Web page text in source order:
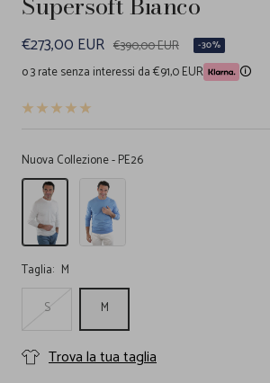
Prezzo
di
€273,00 EUR Prezzo
regolare
€390,00 EUR -30%
o 3 rate senza interessi da €91,0 EUR 🛈
Nuova Collezione - PE26
Girocollo
Maniche
Lunghe
Cotone
Supersoft
Girocollo
Maniche
Lunghe
Cotone
Azzurro
Taglia: M
S
M
Trova la tua taglia